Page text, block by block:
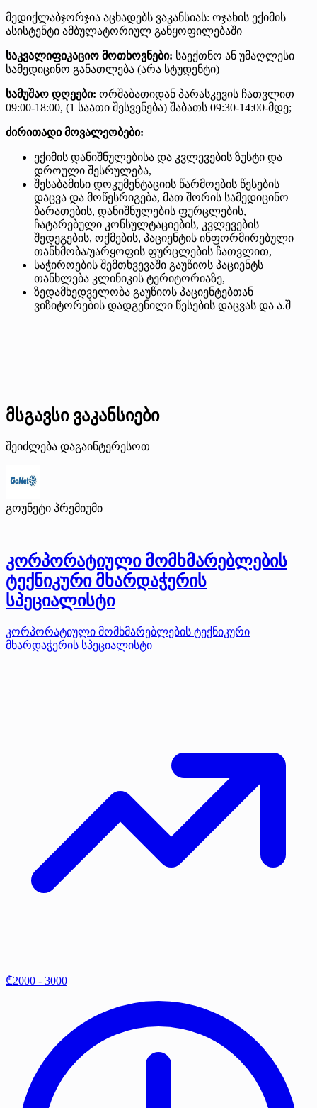
მედიქლაბჯორჯია აცხადებს ვაკანსიას: ოჯახის ექიმის
ასისტენტი ამბულატორიულ განყოფილებაში
საკვალიფიკაციო მოთხოვნები: საექთნო ან უმაღლესი
სამედიცინო განათლება (არა სტუდენტი)
სამუშაო დღეები: ორშაბათიდან პარასკევის ჩათვლით
09:00-18:00, (1 საათი შესვენება) შაბათს 09:30-14:00-მდე;
ძირითადი მოვალეობები:
ექიმის დანიშნულებისა და კვლევების ზუსტი და
დროული შესრულება,
შესაბამისი დოკუმენტაციის წარმოების წესების
დაცვა და მოწესრიგება, მათ შორის სამედიცინო
ბარათების, დანიშნულების ფურცლების,
ჩატარებული კონსულტაციების, კვლევების
შედეგების, ოქმების, პაციენტის ინფორმირებული
თანხმობა/უარყოფის ფურცლების ჩათვლით,
საჭიროების შემთხვევაში გაუწიოს პაციენტს
თანხლება კლინიკის ტერიტორიაზე,
ზედამხედველობა გაუწიოს პაციენტებთან
ვიზიტორების დადგენილი წესების დაცვას და ა.შ
მსგავსი ვაკანსიები
შეიძლება დაგაინტერესოთ
გოუნეტი პრემიუმი
კორპორატიული მომხმარებლების
ტექნიკური მხარდაჭერის
სპეციალისტი
კორპორატიული მომხმარებლების ტექნიკური
მხარდაჭერის სპეციალისტი
₾2000 - 3000